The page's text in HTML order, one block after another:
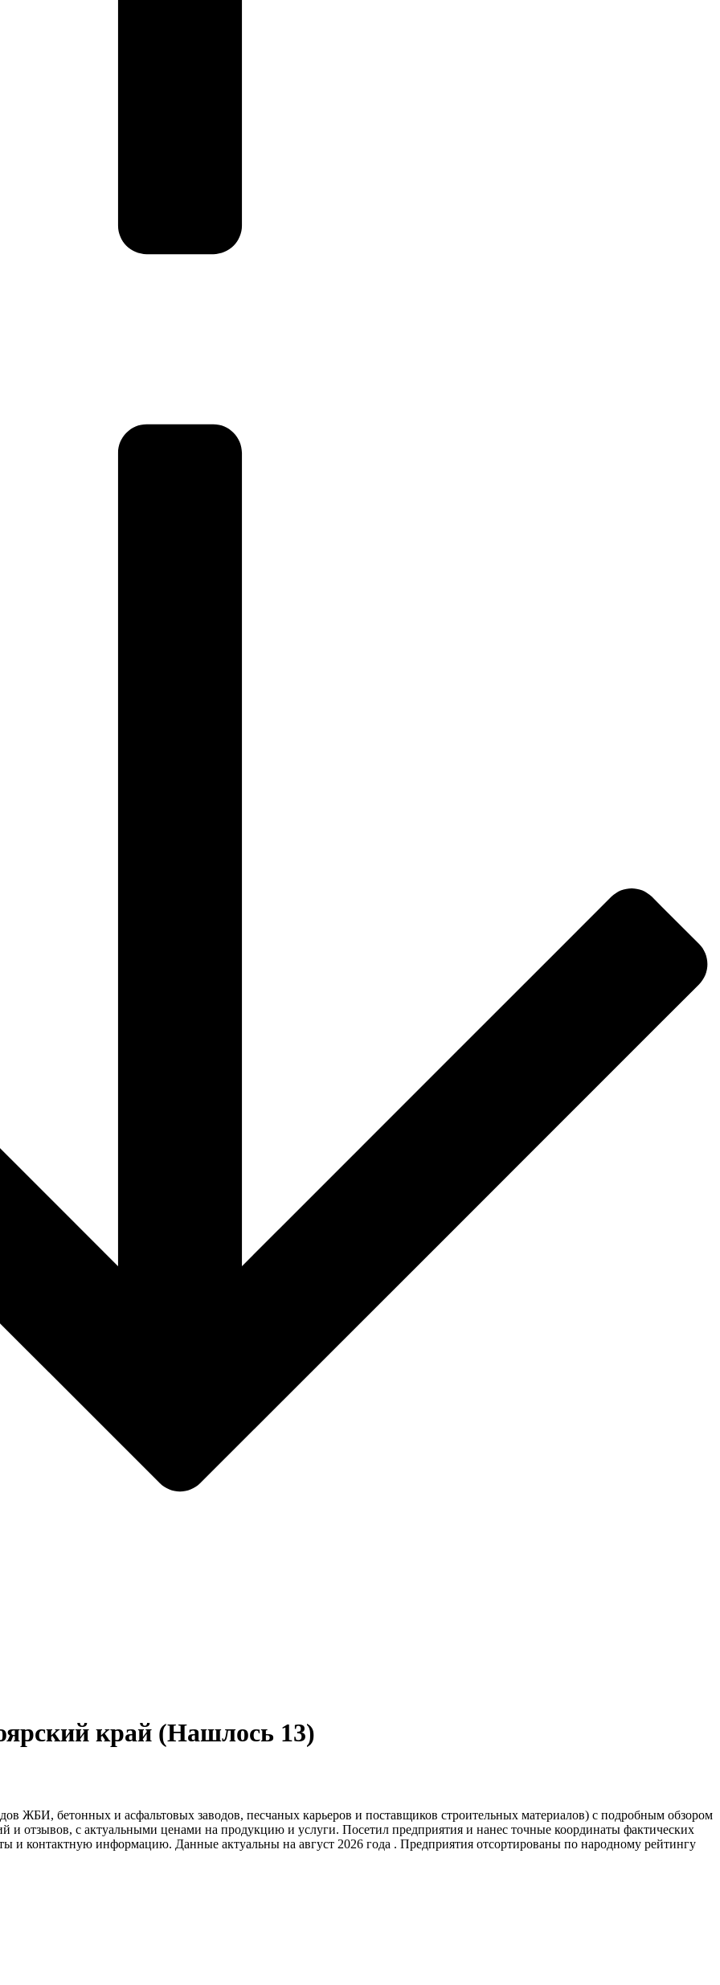
край (Нашлось 13)
ЖБИ, бетонных и асфальтовых заводов, песчаных карьеров и поставщиков строительных материалов) с подробным обзором
и отзывов, с актуальными ценами на продукцию и услуги. Посетил предприятия и нанес точные координаты фактических
и контактную информацию. Данные актуальны на август 2026 года . Предприятия отсортированы по народному рейтингу